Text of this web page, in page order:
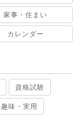
家事・住まい
カレンダー
資格試験
趣味・実用